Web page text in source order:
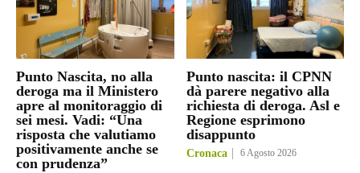
Punto Nascita, no alla
deroga ma il Ministero
apre al monitoraggio di
sei mesi. Vadi: “Una
risposta che valutiamo
positivamente anche se
con prudenza”
Punto nascita: il CPNN
dà parere negativo alla
richiesta di deroga. Asl e
Regione esprimono
disappunto
Cronaca 6 Agosto 2026